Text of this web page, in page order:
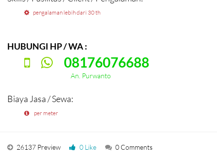
pengalaman lebih dari 30 th
HUBUNGI HP / WA :
08176076688
An. Purwanto
Biaya Jasa / Sewa:
per meter
26137 Preview 0 Like 0 Comments